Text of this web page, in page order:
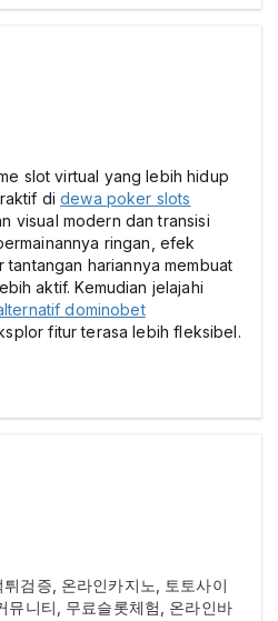
slot virtual yang lebih hidup
didewa poker slots
visual modern dan transisi
ringan, efek
tantangan hariannya membuat
aktif. Kemudian jelajahi
dominobet
fitur terasa lebih fleksibel.
검증, 온라인카지노, 토토사이
뮤니티, 무료슬롯체험, 온라인바